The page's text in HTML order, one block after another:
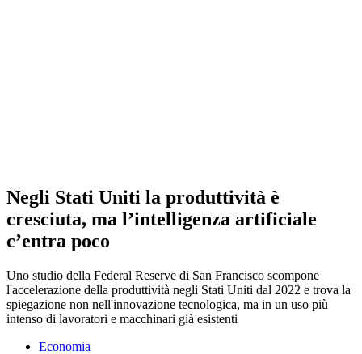
Negli Stati Uniti la produttività è
cresciuta, ma l’intelligenza artificiale
c’entra poco
Uno studio della Federal Reserve di San Francisco scompone
l'accelerazione della produttività negli Stati Uniti dal 2022 e trova la
spiegazione non nell'innovazione tecnologica, ma in un uso più
intenso di lavoratori e macchinari già esistenti
Economia